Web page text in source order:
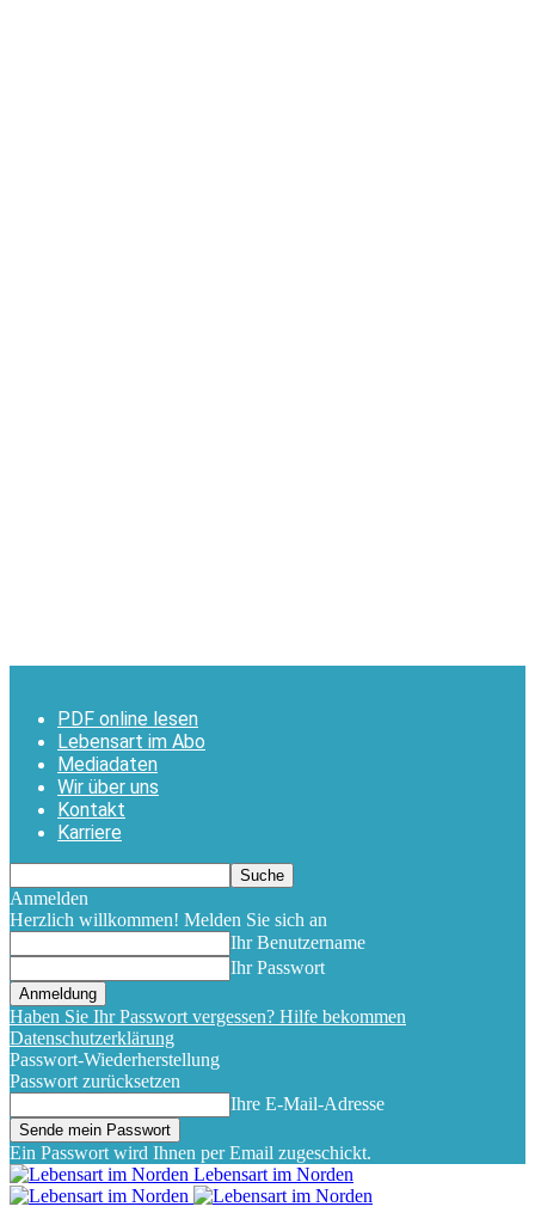
PDF online lesen
Lebensart im Abo
Mediadaten
Wir über uns
Kontakt
Karriere
Anmelden
Herzlich willkommen! Melden Sie sich an
Ihr Benutzername
Ihr Passwort
Haben Sie Ihr Passwort vergessen? Hilfe bekommen
Datenschutzerklärung
Passwort-Wiederherstellung
Passwort zurücksetzen
Ihre E-Mail-Adresse
Ein Passwort wird Ihnen per Email zugeschickt.
Lebensart im Norden